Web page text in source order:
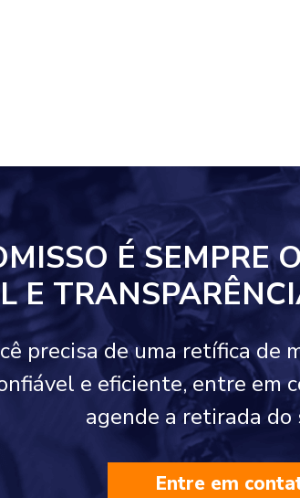
É SEMPRE
E
precisa de uma retífica de
e eficiente, entre em
agende a retirada do
Entre em